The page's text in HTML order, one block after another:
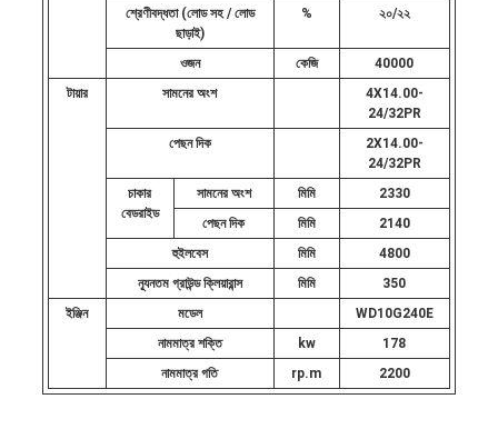
শ্রেণীবদ্ধতা (লোড সহ / লোড
ছাড়াই)
% ২০/২২
ওজন কেজি
40000
টায়ার
সামনের অংশ
4X14.00-
24/32PR
পেছন দিক
2X14.00-
24/32PR
চাকার
বেডরাইড
সামনের অংশ মিমি
2330
পেছন দিক
মিমি
2140
হুইলবেস
মিমি
4800
ন্যূনতম গ্রাউন্ড ক্লিয়ারান্স
মিমি
350
ইঞ্জিন
মডেল
WD10G240E
নামমাত্র শক্তি
kw
178
নামমাত্র গতি
rp.m 2200